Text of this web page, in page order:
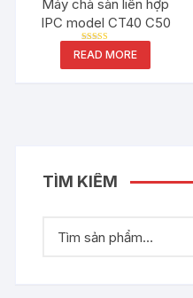
Máy chà sàn liên hợp
IPC model CT40 C50
Rated
5.00
READ MORE
TÌM KIẾM